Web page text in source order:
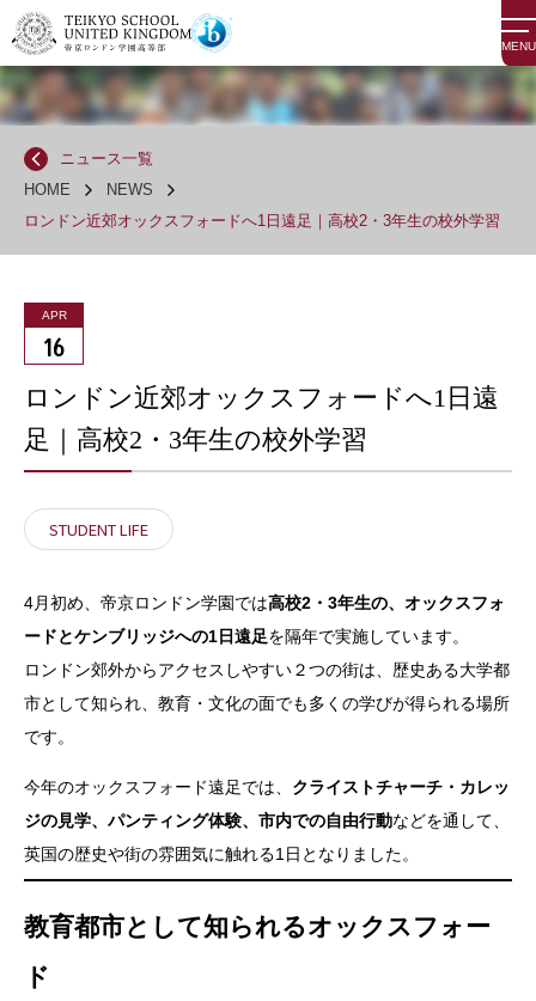
MENU
ニュース一覧
HOME
NEWS
ロンドン近郊オックスフォードへ1日遠足｜高校2・3年生の校外学習
APR
16
ロンドン近郊オックスフォードへ1日遠
足｜高校2・3年生の校外学習
STUDENT LIFE
4月初め、帝京ロンドン学園では高校2・3年生の、オックスフォ
ードとケンブリッジへの1日遠足を隔年で実施しています。
ロンドン郊外からアクセスしやすい２つの街は、歴史ある大学都
市として知られ、教育・文化の面でも多くの学びが得られる場所
です。
今年のオックスフォード遠足では、 クライストチャーチ・カレッ
ジの見学、パンティング体験、市内での自由行動などを通して、
英国の歴史や街の雰囲気に触れる1日となりました。
教育都市として知られるオックスフォー
ド